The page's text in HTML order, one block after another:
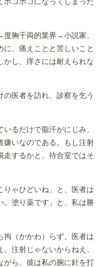
胸千両的業界→小説家、
に、痛えことと苦しいこと
かし、痒さには耐えられな
医者を訪れ、診察を乞う
るだけで脂汗がにじみ、
嫌いなのである。もし注射
走するかと、待合室ではそ
りゃひどいね」と、医者は
。塗り薬です」と、私は勝
拘（かかわ）らず、医者は
注射じゃないからねえ、
がら、彼は私の腕に針を打